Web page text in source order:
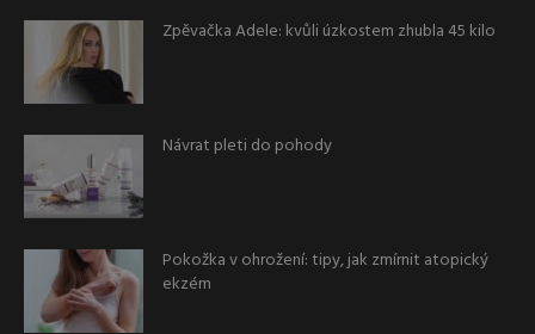
Zpěvačka Adele: kvůli úzkostem zhubla 45 kilo
Návrat pleti do pohody
Pokožka v ohrožení: tipy, jak zmírnit atopický
ekzém